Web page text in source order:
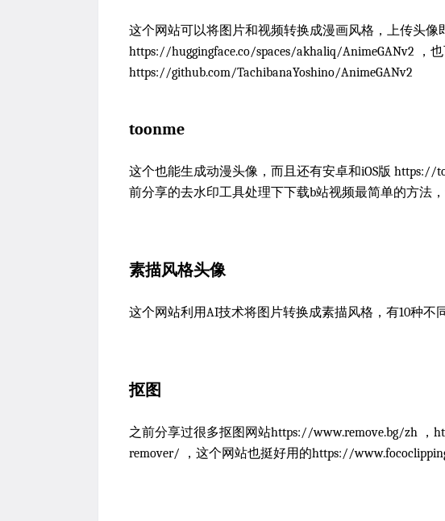
这个网站可以将图片和视频转换成漫画风格，上传头像
https://huggingface.co/spaces/akhaliq/AnimeGANv2 ，
https://github.com/TachibanaYoshino/AnimeGANv2
toonme
这个也能生成动漫头像，而且还有安卓和iOS版 https://
前分享的去水印工具处理下下载b站视频最简单的方法
素描风格头像
这个网站利用AI技术将图片转换成素描风格，有10种不
抠图
之前分享过很多抠图网站https://www.remove.bg/zh ，
remover/ ，这个网站也挺好用的https://